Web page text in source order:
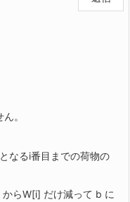
。
なるi番目までの荷物の
らW[i] だけ減って b に